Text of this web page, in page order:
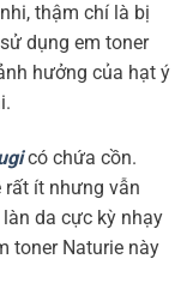
thậm chí là bị
dụng em toner
hưởng của hạt ý
có chứa cồn.
rất ít nhưng vẫn
da cực kỳ nhạy
toner Naturie này